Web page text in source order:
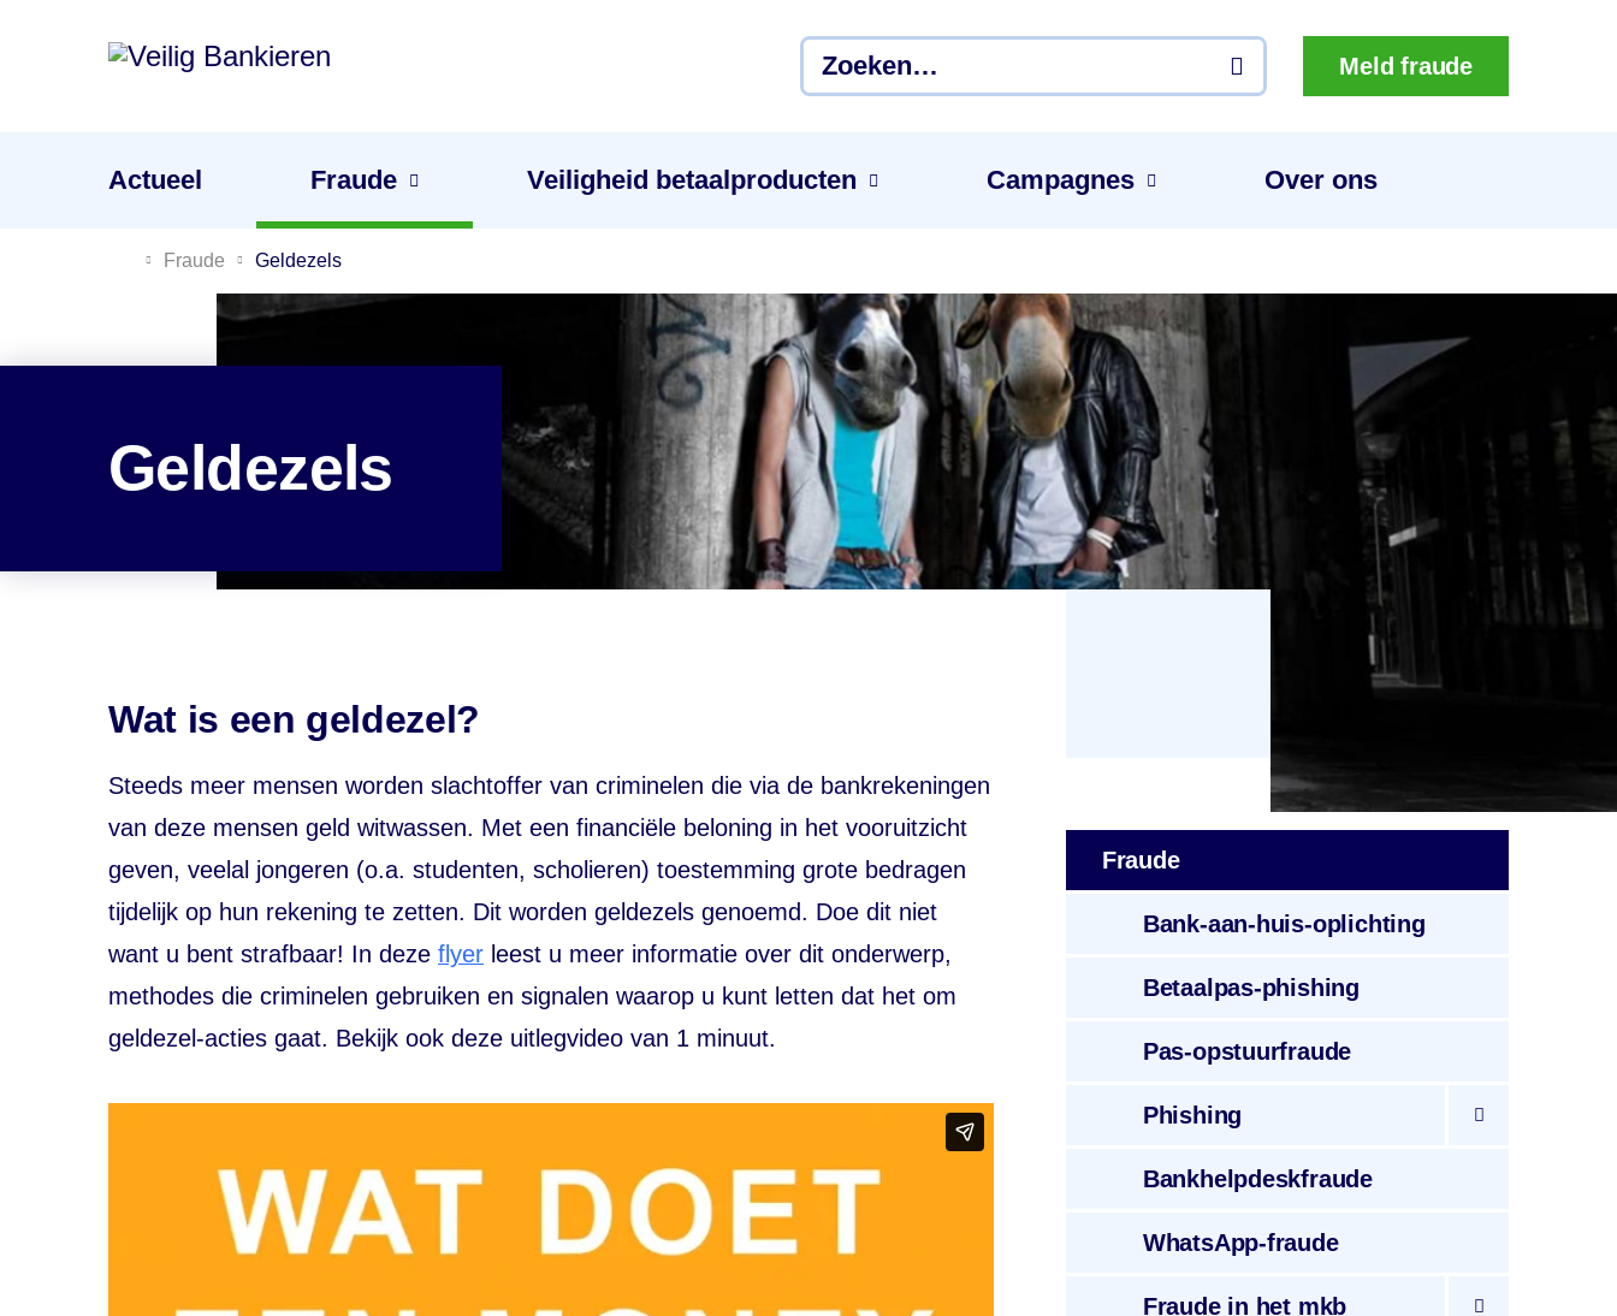
Veilig
Bankieren
Meld fraude
Actueel Fraude Veiligheid betaal­producten Campagnes Over ons
Fraude Geldezels
Geldezels
Wat is een geldezel?
Steeds meer mensen worden slachtoffer van criminelen die via de bankrekeningen
van deze mensen geld witwassen. Met een financiële beloning in het vooruitzicht
geven, veelal jongeren (o.a. studenten, scholieren) toestemming grote bedragen
tijdelijk op hun rekening te zetten. Dit worden geldezels genoemd. Doe dit niet
want u bent strafbaar! In deze flyer leest u meer informatie over dit onderwerp,
methodes die criminelen gebruiken en signalen waarop u kunt letten dat het om
geldezel-acties gaat. Bekijk ook deze uitlegvideo van 1 minuut.
Fraude
Bank-aan-huis-oplichting
Betaalpas-phishing
Pas-opstuurfraude
Phishing
Bankhelpdeskfraude
WhatsApp-fraude
Fraudein het mkb